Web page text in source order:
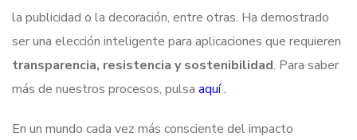
la publicidad o la decoración, entre otras. Ha demostrado
ser una elección inteligente para aplicaciones que requieren
transparencia, resistencia y sostenibilidad. Para saber
más de nuestros procesos, pulsa aquí .
En un mundo cada vez más consciente del impacto